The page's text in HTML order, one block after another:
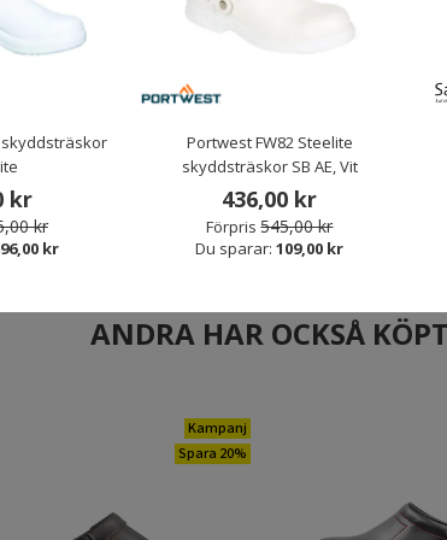
utan
kr
kr
skyddskängor S2, Vit
149,00 kr
Förpris 879,00 kr
Du sparar:
730,00 kr
ANDRA HAR OCKSÅ KÖPT
Kampanj
Spara 20%
kr
kr
kr
Portwest FW82 Steelite
skyddsträskor SB AE, Vit
436,00 kr
Förpris 545,00 kr
Du sparar:109,00 kr